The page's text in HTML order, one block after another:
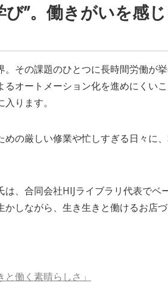
び”。働きがいを感
。その課題のひとつに長時間労働が
オートメーション化を進めにくい
ります。
めの厳しい修業や忙しすぎる日々に
、合同会社HIJライブラリ代表でベ
かしながら、生き生きと働けるお店
働く素晴らしさ」